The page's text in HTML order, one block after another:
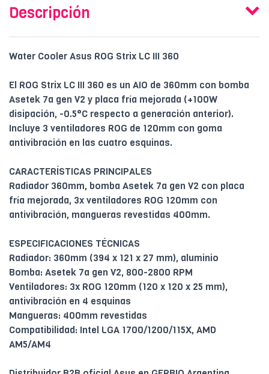
Descripción
Water Cooler Asus ROG Strix LC III 360
El ROG Strix LC III 360 es un AIO de 360mm con bomba
Asetek 7a gen V2 y placa fría mejorada (+100W
disipación, -0.5°C respecto a generación anterior).
Incluye 3 ventiladores ROG de 120mm con goma
antivibración en las cuatro esquinas.
CARACTERÍSTICAS PRINCIPALES
Radiador 360mm, bomba Asetek 7a gen V2 con placa
fría mejorada, 3x ventiladores ROG 120mm con
antivibración, mangueras revestidas 400mm.
ESPECIFICACIONES TÉCNICAS
Radiador: 360mm (394 x 121 x 27 mm), aluminio
Bomba: Asetek 7a gen V2, 800-2800 RPM
Ventiladores: 3x ROG 120mm (120 x 120 x 25 mm),
antivibración en 4 esquinas
Mangueras: 400mm revestidas
Compatibilidad: Intel LGA 1700/1200/115X, AMD
AM5/AM4